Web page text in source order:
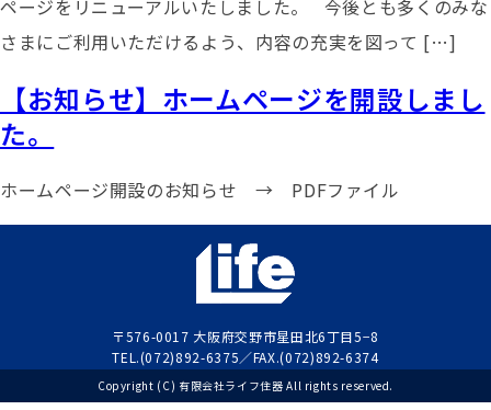
ページをリニューアルいたしました。 今後とも多くのみな
さまにご利用いただけるよう、内容の充実を図って […]
【お知らせ】ホームページを開設しまし
た。
ホームページ開設のお知らせ → PDFファイル
〒576-0017 大阪府交野市星田北6丁目5−8
TEL.(072)892-6375／FAX.(072)892-6374
Copyright (C) 有限会社ライフ住器 All rights reserved.